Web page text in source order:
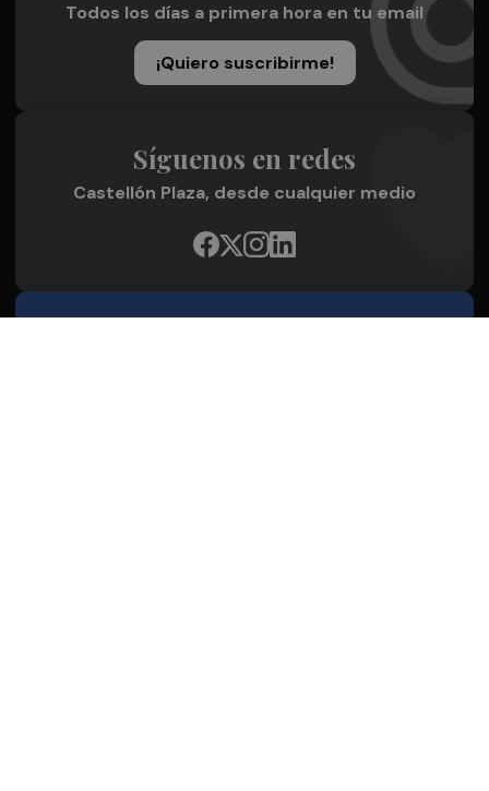
Todos los días a primera hora en tu email
¡Quiero suscribirme!
Síguenos en redes
Castellón Plaza, desde cualquier medio